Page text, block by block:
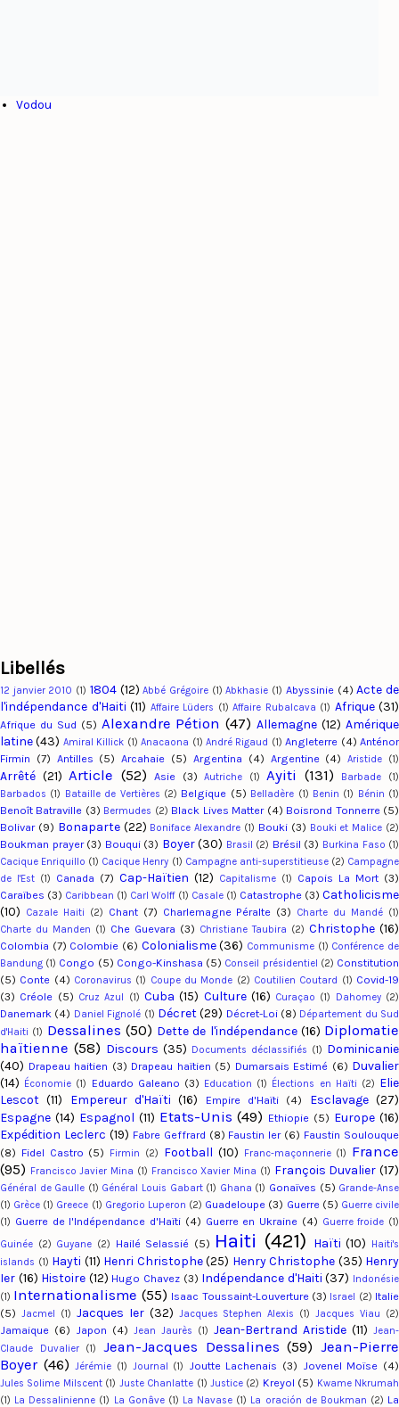
Vodou
Libellés
12 janvier 2010 (1) 1804 (12) Abbé Grégoire (1) Abkhasie (1) Abyssinie (4) Acte de
l'indépendance d'Haiti (11) Affaire Lüders (1) Affaire Rubalcava (1) Afrique (31)
Afrique du Sud (5) Alexandre Pétion (47) Allemagne (12) Amérique
latine (43) Amiral Killick (1) Anacaona (1) André Rigaud (1) Angleterre (4) Anténor
Firmin (7) Antilles (5) Arcahaie (5) Argentina (4) Argentine (4) Aristide (1)
Arrêté (21) Article (52) Asie (3) Autriche (1) Ayiti (131) Barbade
(1)
Barbados (1) Bataille de Vertières (2) Belgique (5) Belladère (1) Benin (1) Bénin (1)
Benoît Batraville (3) Bermudes (2) Black Lives Matter (4) Boisrond Tonnerre (5)
Bolivar (9) Bonaparte (22) Boniface Alexandre (1) Bouki (3) Bouki et Malice (2)
Boukman prayer (3) Bouqui (3) Boyer (30) Brasil (2) Brésil (3) Burkina Faso (1)
Cacique Enriquillo (1) Cacique Henry (1) Campagne anti-superstitieuse (2) Campagne
de l'Est (1) Canada (7) Cap-Haïtien (12) Capitalisme (1) Capois La Mort (3)
Caraïbes (3) Caribbean (1) Carl Wolff (1) Casale (1) Catastrophe (3) Catholicisme
(10)
Cazale Haiti (2) Chant (7) Charlemagne Péralte (3) Charte du Mandé (1)
Charte du Manden (1) Che Guevara (3) Christiane Taubira (2) Christophe (16)
Colombia (7) Colombie (6) Colonialisme (36) Communisme (1) Conférence de
Bandung (1) Congo (5) Congo-Kinshasa (5) Conseil présidentiel (2) Constitution
(5) Conte (4) Coronavirus (1) Coupe du Monde (2) Coutilien Coutard (1) Covid-19
(3) Créole (5) Cruz Azul (1) Cuba (15) Culture (16) Curaçao (1) Dahomey (2)
Danemark (4) Daniel Fignolé (1) Décret(29) Décret-Loi (8) Département du Sud
d'Haiti (1) Dessalines (50) Dette de l'indépendance (16) Diplomatie
haïtienne (58) Discours (35) Documents déclassifiés (1) Dominicanie
(40) Drapeau haitien (3) Drapeau haïtien (5) Dumarsais Estimé (6) Duvalier
(14) Économie (1) Eduardo Galeano (3) Education (1) Élections en Haïti (2) Elie
Lescot (11) Empereur d'Haïti (16) Empire d'Haïti (4) Esclavage (27)
Espagne (14) Espagnol (11) Etats-Unis (49) Ethiopie (5) Europe (16)
Expédition Leclerc (19) Fabre Geffrard (8) Faustin Ier (6) Faustin Soulouque
(8) Fidel Castro (5) Firmin (2) Football (10) Franc-maçonnerie (1)
France
(95) Francisco Javier Mina (1) Francisco Xavier Mina (1) François Duvalier (17)
Général de Gaulle (1) Général Louis Gabart (1) Ghana (1) Gonaïves (5) Grande-Anse
(1) Grèce (1) Greece (1) Gregorio Luperon (2) Guadeloupe (3) Guerre (5) Guerre civile
(1) Guerre de l'Indépendance d'Haïti (4) Guerre en Ukraine (4) Guerre froide (1)
Guinée (2) Guyane (2) Hailé Selassié (5) Haiti (421) Haïti (10)
Haiti's
islands (1) Hayti (11) Henri Christophe (25) Henry Christophe (35) Henry
Ier (16) Histoire (12) Hugo Chavez (3) Indépendance d'Haiti (37) Indonésie
(1) Internationalisme (55) Isaac Toussaint-Louverture (3) Israel (2) Italie
(5) Jacmel (1) Jacques Ier (32) Jacques Stephen Alexis (1) Jacques Viau (2)
Jamaique (6) Japon (4) Jean Jaurès (1) Jean-Bertrand Aristide (11) Jean-
Claude Duvalier
(1) Jean-Jacques Dessalines (59) Jean-Pierre
Boyer (46) Jérémie (1) Journal (1) Joutte Lachenais (3) Jovenel Moïse (4)
Jules Solime Milscent (1) Juste Chanlatte (1) Justice (2) Kreyol (5) Kwame Nkrumah
(1) La Dessalinienne (1) La Gonâve (1) La Navase (1) La oración de Boukman (2) La